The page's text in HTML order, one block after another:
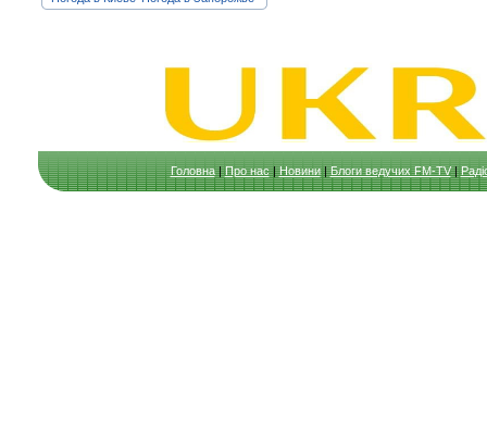
Головна|Про нас|Новини|Блоги ведучих FM-TV|